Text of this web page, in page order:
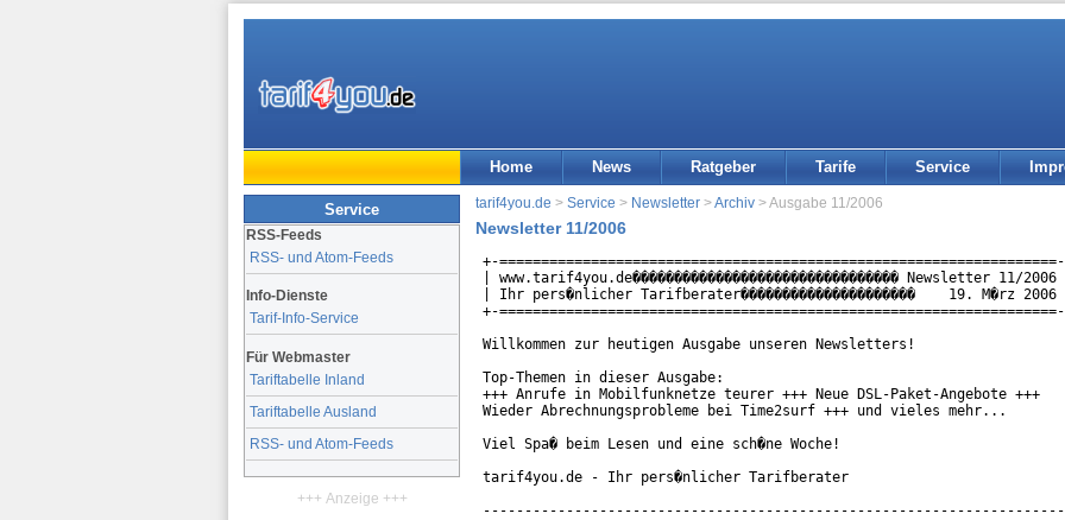
Home News Ratgeber Tarife Service
Service
RSS-Feeds
RSS- und Atom-Feeds
Info-Dienste
Tarif-Info-Service
Für Webmaster
Tariftabelle Inland
Tariftabelle Ausland
RSS- und Atom-Feeds
+++ Anzeige +++
tarif4you.de > Service > Newsletter > Archiv > Ausgabe 11/2006
Newsletter 11/2006
+-
| www.tarif4you.de�������������������������������� Newsletter 11/
| Ihr pers�nlicher Tarifberater���������������������    19. M�rz
+-
Willkommen zur heutigen Ausgabe unseren Newsletters!
Top-Themen in dieser Ausgabe:
+++ Anrufe in Mobilfunknetze teurer +++ Neue DSL-Paket-Angebote +++
Wieder Abrechnungsprobleme bei Time2surf +++ und vieles mehr...
Viel Spa� beim Lesen und eine sch�ne Woche!
tarif4you.de - Ihr pers�nlicher Tarifberater